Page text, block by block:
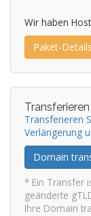
Wir haben
Paket-Details
Transferieren
Verlängerung
Domain
* Ein Transfer
geänderte
Ihre Domain